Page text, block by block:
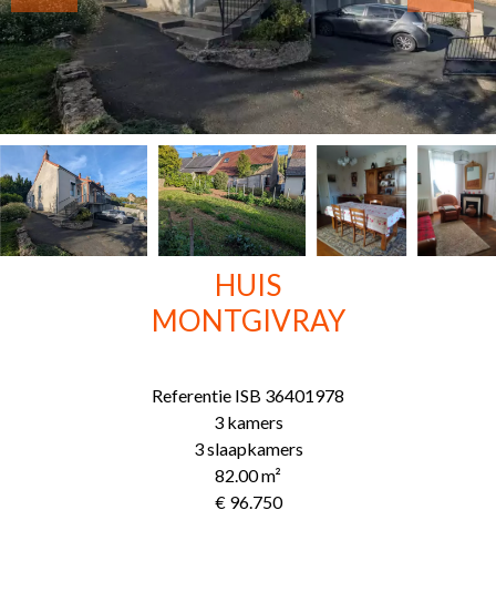
HUIS
MONTGIVRAY
Referentie ISB 36401978
3 kamers
3 slaapkamers
82.00m²
€ 96.750